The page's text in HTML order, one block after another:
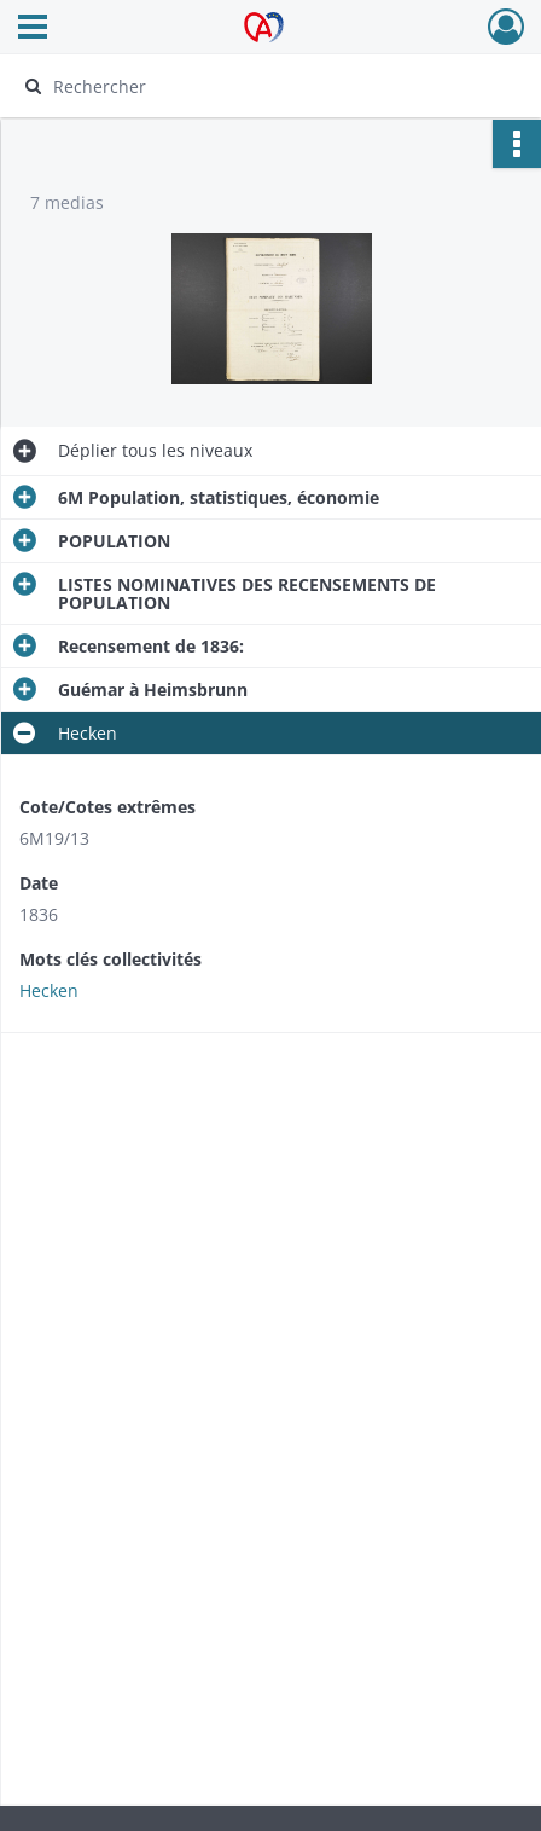
Archives Alsace - Colmar
Ouvrir le menu déroulant
7 medias
Déplier tous les niveaux
6M Population, statistiques, économie
POPULATION
LISTES NOMINATIVES DES RECENSEMENTS DE
POPULATION
Recensement de 1836:
Guémar à Heimsbrunn
Hecken
Cote/Cotes extrêmes
6M19/13
Date
1836
Mots clés collectivités
Hecken